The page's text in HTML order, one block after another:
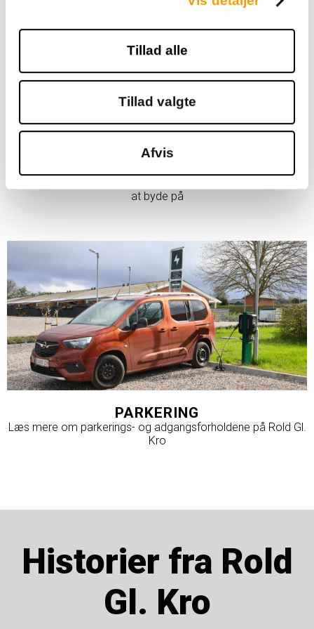
Tillad alle
Tillad valgte
Afvis
at byde på
PARKERING
Læs mere om parkerings- og adgangsforholdene på Rold Gl.
Kro
Historier fra Rold
Gl. Kro